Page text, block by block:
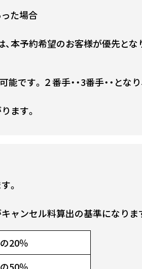
た場合
本予約希望のお客様が優先とな
す。２番手・・3番手・・とな
ます。
。
ャンセル料算出の基準になりま
20％
50％